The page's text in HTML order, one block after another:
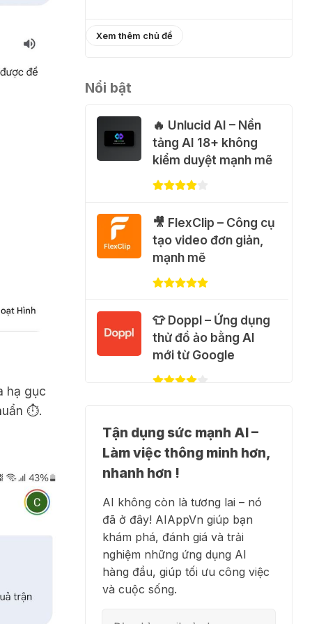
hạ gục
⏱️.
֎ Cách nhận
🎁 Hướng dẫn nhận
Capcut Pro 1 năm
miễn phí
31 Thg 07 2026
💃 Tạo video AI nhảy
múa với Google Flow
Motion Control
31 Thg 07 2026
🐈 Nhận miễn phí 30
video AI + 100 hình
ảnh mỗi ngày với
Dola.com
🎁 Hướng dẫn nhận
Google Plus 12 tháng
miễn phí
Cảnh báo: Xuất hiện
script và hướng dẫn
giả mạo giúp "mở
khóa" Claude Max
20x miễn phí
Xem thêm chủ đề
Nổi bật
🔥 Unlucid AI – Nền
tảng AI 18+ không
kiểm duyệt mạnh mẽ
🎥 FlexClip – Công cụ
tạo video đơn giản,
mạnh mẽ
👕 Doppl – Ứng dụng
thử đồ ảo bằng AI
mới từ Google
Trợ lý nghiên cứu AI
biến tài liệu thành tri
thức
👗 Higgsfield AI –
Biến ý tưởng thành
phim chất lượng cao
Tận dụng sức mạnh AI –
Làm việc thông minh hơn,
nhanh hơn !
AI không còn là tương lai – nó
đã ở đây! AIAppVn giúp bạn
khám phá, đánh giá và trải
nghiệm những ứng dụng AI
hàng đầu, giúp tối ưu công việc
và cuộc sống.